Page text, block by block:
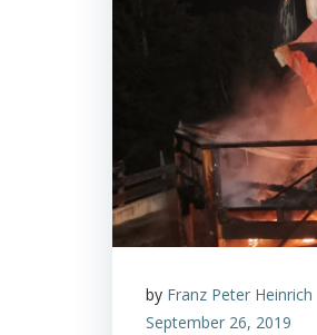
by Franz Peter Heinrich
September 26, 2019